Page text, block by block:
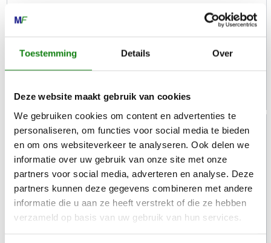
Toestemming Details Over
Deze website maakt gebruik van cookies
We gebruiken cookies om content en advertenties te
personaliseren, om functies voor social media te bieden
en om ons websiteverkeer te analyseren. Ook delen we
informatie over uw gebruik van onze site met onze
partners voor social media, adverteren en analyse. Deze
partners kunnen deze gegevens combineren met andere
informatie die u aan ze heeft verstrekt of die ze hebben
verzameld op basis van uw gebruik van hun services.